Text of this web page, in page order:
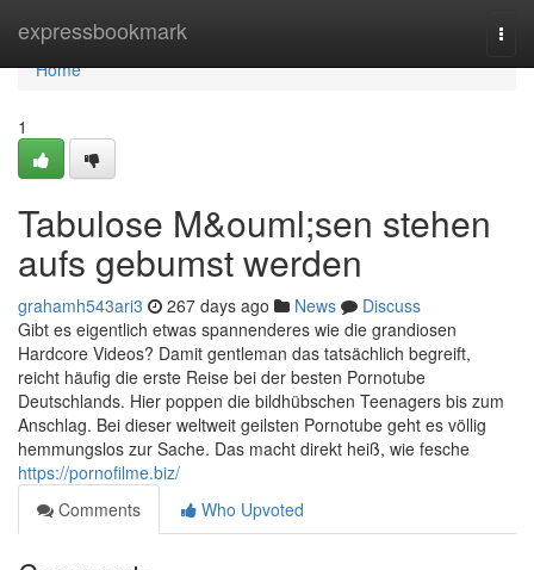
expressbookmark
Home
Home
1
Tabulose M&ouml;sen stehen
aufs gebumst werden
grahamh543ari3 267 days ago News
Discuss
Gibt es eigentlich etwas spannenderes wie die grandiosen
Hardcore Videos? Damit gentleman das tatsächlich begreift,
reicht häufig die erste Reise bei der besten Pornotube
Deutschlands. Hier poppen die bildhübschen Teenagers bis zum
Anschlag. Bei dieser weltweit geilsten Pornotube geht es völlig
hemmungslos zur Sache. Das macht direkt heiß, wie fesche
https://pornofilme.biz/
Comments
Who Upvoted